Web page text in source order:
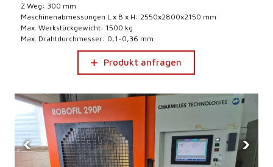
Z Weg: 300 mm
Maschinenabmessungen L x B x H: 2550x2800x2150 mm
Max. Werkstückgewicht: 1500 kg
Max. Drahtdurchmesser: 0,1-0,36 mm
Produkt anfragen
‹ ›